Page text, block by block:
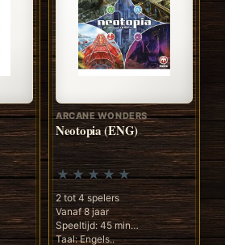
ARCANE WONDERS
Neotopia (ENG)
2 tot 4 spelers
Vanaf 8 jaar
Speeltijd: 45 min
Taal: Engels..